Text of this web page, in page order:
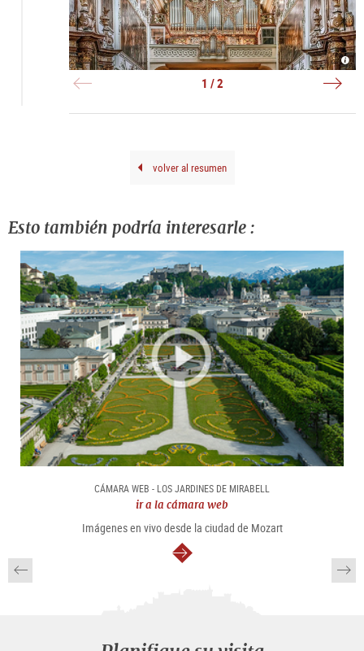
|
1 / 2
volver al resumen
Esto también podría interesarle :
CÁMARA WEB - LOS JARDINES DE MIRABELL
ir a la cámara web
Imágenes en vivo desde la ciudad de Mozart
continuar